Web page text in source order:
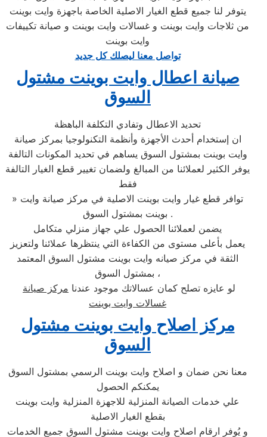
يتوفر لنا جميع قطع الغيار الاصلية الخاصة باجهزة وايت بوينت
من ثلاجات وايت بوينت و غسالات وايت بوينت و صيانة تكييفات
وايت بوينت
تواصل معنا ليصلك كل جديد
صيانة اعطال وايت بوينت مشتول
السوق
تحديد الاعطال وتفادي التكلفة الباهظة
ان إستخدام أحدث الأجهزة وأنظمة التكنولوجيا بمركز صيانة
وايت بوينت بمشتول السوق يساهم في تحديد المكونات التالفة
يوفر الكثير لعملائنا من المبالغ ولضمان تغيير قطع الغيار التالفة
فقط
» توافر قطع غيار وايت بوينت الاصلية في مركز صيانة وايت
بوينت بمشتول السوق .
يضمن لعملائنا الحصول علي جهاز منزلي متكامل
يعمل بأعلى مستوى من الكفاءة التي ينتظرها عملائنا ولتعزيز
الثقة في مركز صيانه وايت بوينت مشتول السوق المعتمد
بمشتول السوق ،
لو عايزه تصلح كمان عسالاتك موجود عندنا مركز صيانة
غسالات وايت بوينت
مركز اصلاح وايت بوينت مشتول
السوق
معنا نحن ضمان و اصلاح وايت بوينت الرسمي بمشتول السوق
يمكنكم الحصول
علي خدمات الصيانة المنزلية للاجهزة المنزلية وايت بوينت
بقطع الغيار الاصلية
و يُوفر ارقام اصلاح وايت بوينت مشتول السوق جميع الخدمات